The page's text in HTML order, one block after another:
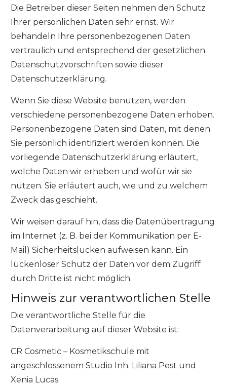
Die Betreiber dieser Seiten nehmen den Schutz
Ihrer persönlichen Daten sehr ernst. Wir
behandeln Ihre personenbezogenen Daten
vertraulich und entsprechend der gesetzlichen
Datenschutzvorschriften sowie dieser
Datenschutzerklärung.
Wenn Sie diese Website benutzen, werden
verschiedene personenbezogene Daten erhoben.
Personenbezogene Daten sind Daten, mit denen
Sie persönlich identifiziert werden können. Die
vorliegende Datenschutzerklärung erläutert,
welche Daten wir erheben und wofür wir sie
nutzen. Sie erläutert auch, wie und zu welchem
Zweck das geschieht.
Wir weisen darauf hin, dass die Datenübertragung
im Internet (z. B. bei der Kommunikation per E-
Mail) Sicherheitslücken aufweisen kann. Ein
lückenloser Schutz der Daten vor dem Zugriff
durch Dritte ist nicht möglich.
Hinweis zur verantwortlichen Stelle
Die verantwortliche Stelle für die
Datenverarbeitung auf dieser Website ist:
CR Cosmetic – Kosmetikschule mit
angeschlossenem Studio Inh. Liliana Pest und
Xenia Lucas